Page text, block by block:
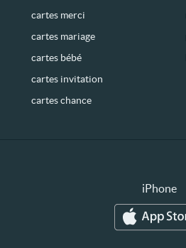
cartes merci
cartes mariage
cartes bébé
cartes invitation
cartes chance
iPhone